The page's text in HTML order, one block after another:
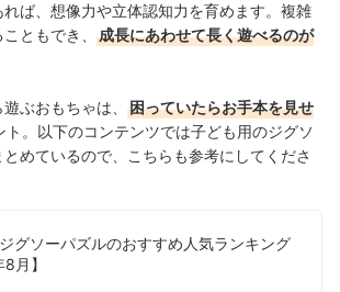
ば、想像力や立体認知力を育めます。複雑
ともでき、
成長にあわせて長く遊べるのが
ぶおもちゃは、
困っていたらお手本を見せ
。
以下のコンテンツでは子ども用のジグソ
めているので、こちらも参考にしてくださ
グソーパズルのおすすめ人気ランキング
月】